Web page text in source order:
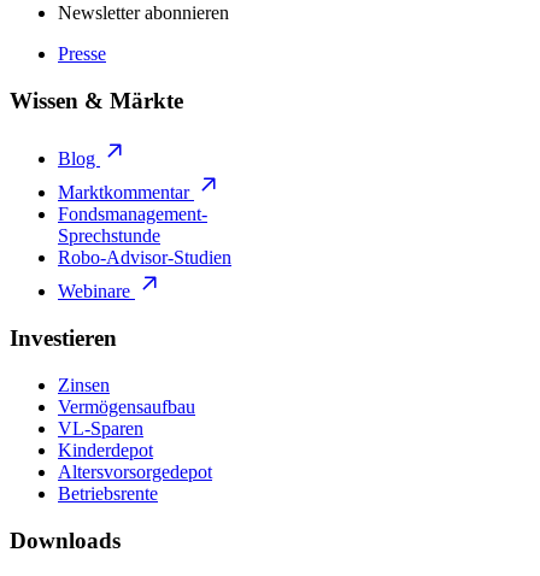
Newsletter abonnieren
Presse
Wissen & Märkte
Blog
Marktkommentar
Fondsmanagement-
Sprechstunde
Robo-Advisor-Studien
Webinare
Investieren
Zinsen
Vermögensaufbau
VL-Sparen
Kinderdepot
Altersvorsorgedepot
Betriebsrente
Downloads